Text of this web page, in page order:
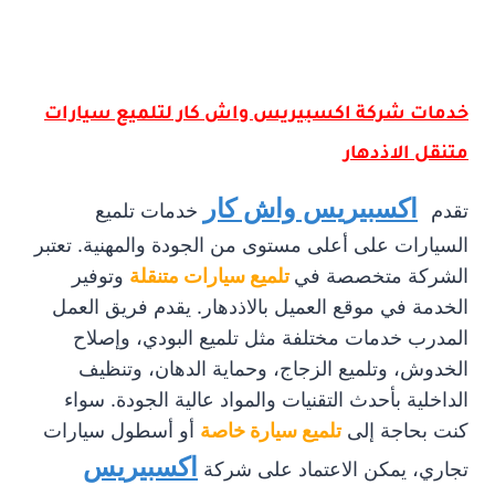
خدمات شركة اكسبيريس واش كار لتلميع سيارات
متنقل الاذدهار
تقدم اكسبيريس واش كار
خدمات تلميع
السيارات على أعلى مستوى من الجودة والمهنية. تعتبر
الشركة متخصصة فيتلميع سيارات متنقلة وتوفير
الخدمة في موقع العميل بالاذدهار. يقدم فريق العمل
المدرب خدمات مختلفة مثل تلميع البودي، وإصلاح
الخدوش، وتلميع الزجاج، وحماية الدهان، وتنظيف
الداخلية بأحدث التقنيات والمواد عالية الجودة. سواء
كنت بحاجة إلىتلميع سيارة خاصة أو أسطول سيارات
تجاري، يمكن الاعتماد على شركة اكسبيريس